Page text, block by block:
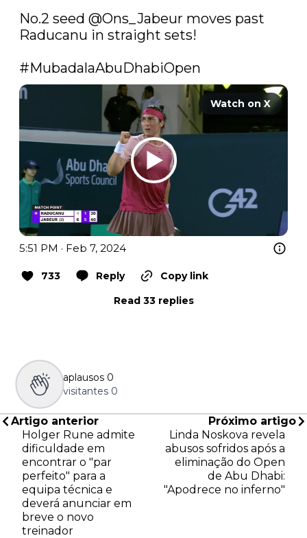
No.2 seed @Ons_Jabeur moves past
Raducanu in straight sets!
#MubadalaAbuDhabiOpen
Watch on X
5:51 PM · Feb 7, 2024
733 Reply
Copy link
Read 33 replies
aplausos 0
visitantes 0
Artigo anterior
Holger Rune admite
dificuldade em
encontrar o "par
perfeito" para a
equipa técnica e
deverá anunciar em
breve o novo
treinador
Próximo artigo
Linda Noskova revela
abusos sofridos após a
eliminação do Open
de Abu Dhabi:
"Apodrece no inferno"